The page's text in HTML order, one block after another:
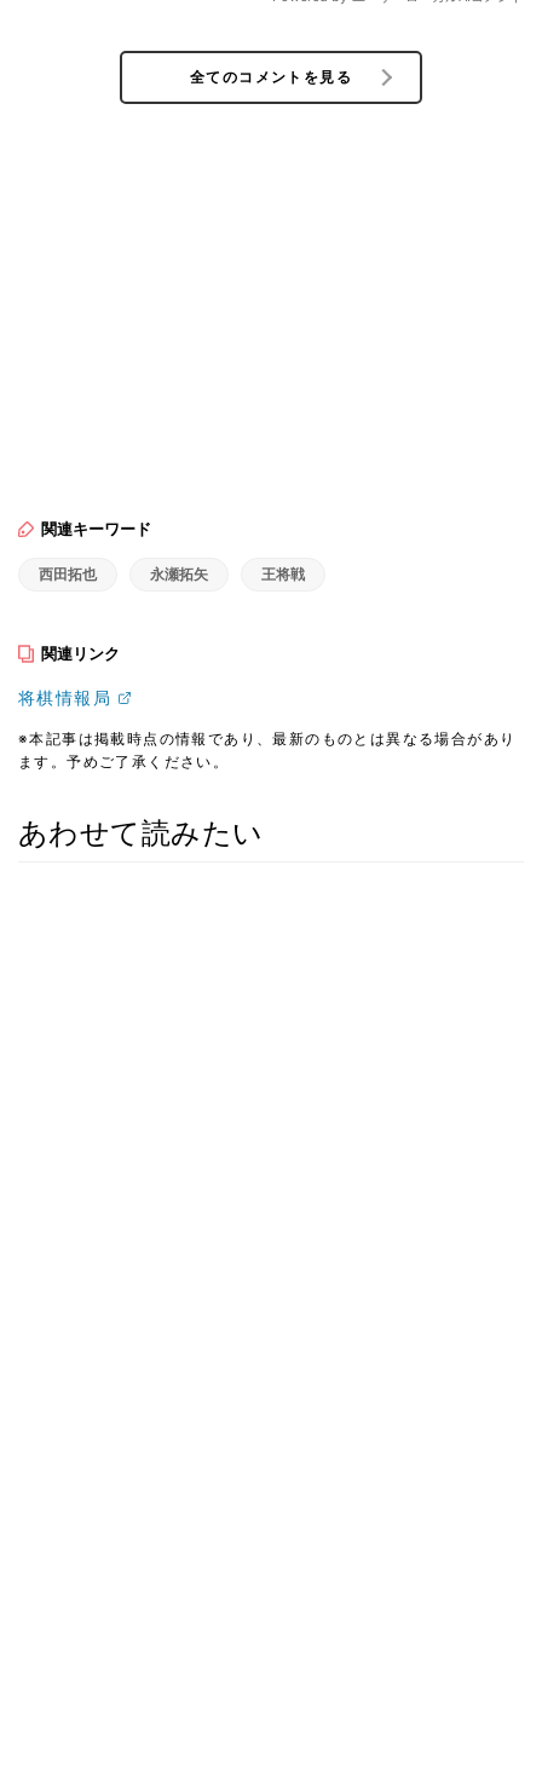
全てのコメントを見る
関連キーワード
西田拓也 永瀬拓矢 王将戦
関連リンク
将棋情報局
※本記事は掲載時点の情報であり、最新のものとは異なる場合があり
ます。予めご了承ください。
あわせて読みたい